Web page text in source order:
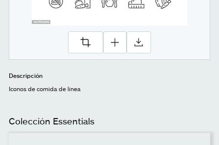
Descripción
Iconos de comida de línea
Colección Essentials